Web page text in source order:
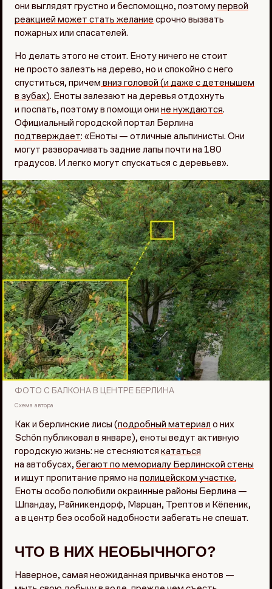
они выглядят грустно и беспомощно, поэтомупервой
реакцией может стать желание срочно вызвать
пожарных или спасателей.
Но делать этого не стоит. Еноту ничего не стоит
не просто залезть на дерево, но и спокойно с него
спуститься, причем вниз головой (и даже с детенышем
в зубах). Еноты залезают на деревья отдохнуть
и поспать, поэтому в помощи они не нуждаются.
Официальный городской портал Берлина
подтверждает: «Еноты — отличные альпинисты. Они
могут разворачивать задние лапы почти на 180
градусов. И легко могут спускаться с деревьев».
ФОТО С БАЛКОНА В ЦЕНТРЕ БЕРЛИНА
Схема автора
Как и берлинские лисы (подробный материал о них
Schön публиковал в январе), еноты ведут активную
городскую жизнь: не стесняются кататься
на автобусах, бегают по мемориалу Берлинской стены
и ищут пропитание прямо на полицейском участке.
Еноты особо полюбили окраинные районы Берлина —
Шпандау, Райникендорф, Марцан, Трептов и Кёпеник,
а в центр без особой надобности забегать не спешат.
ЧТО В НИХ НЕОБЫЧНОГО?
Наверное, самая неожиданная привычка енотов —